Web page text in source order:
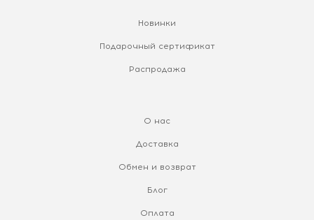
Новинки
Подарочный сертификат
Распродажа
О нас
Доставка
Обмен и возврат
Блог
Оплата